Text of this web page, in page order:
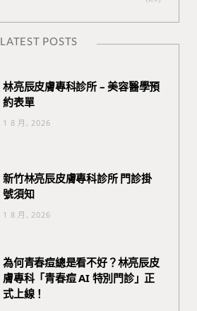
LATEST POSTS
林亮辰皮膚專科診所 – 美容醫學預
約表單
1 8 月, 2026
新竹林亮辰皮膚專科診所 門診掛
號須知
1 8 月, 2026
為何青春痘總是看不好？林亮辰皮
膚專科「青春痘 AI 特別門診」正
式上線！